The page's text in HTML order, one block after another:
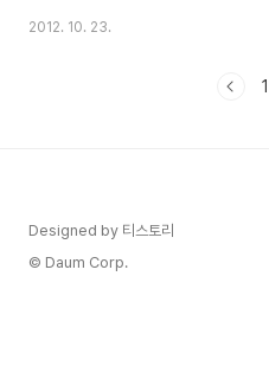
으나, 소문이었을 뿐 기대했던 아이폰5는
공격적으로 중국내 매장을 확대하고 있
2012. 10. 23.
1
Designed by 티스토리
© Daum Corp.